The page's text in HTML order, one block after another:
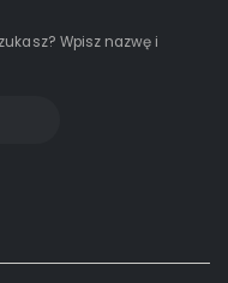
Wpisz nazwę i